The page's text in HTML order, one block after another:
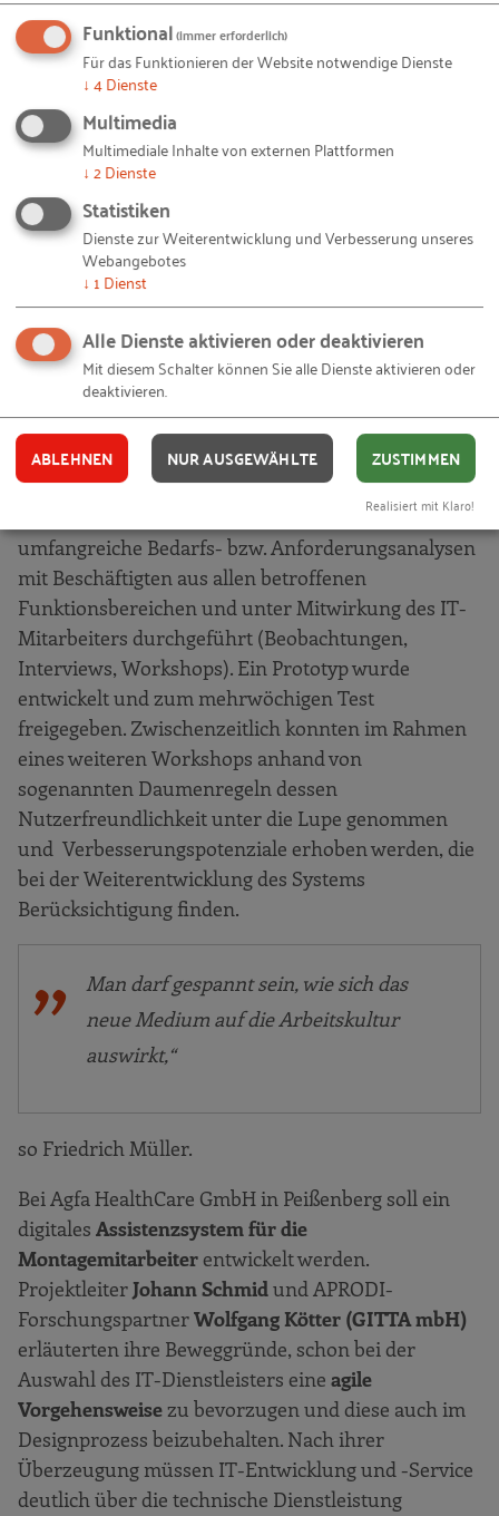
werden, z.B. welchen Stellenwert die face-to-face-
Kommunikation haben soll.
Friedrich Müller, Operations Manager der DuBay
Polymer GmbHberichtete, dass die ausgeprägt
beteiligungsorientierte Arbeitskultur des
Unternehmens (High Performance Works Culture)
durch eine digitale Lösung unterstützt werden soll.
Mit ein Auslöser für diese Entscheidung sei eine
zunächst diffus wahrzunehmende Unzufriedenheit
in der Belegschaft gewesen, die unter anderem auf
unzureichende bzw. „altmodische“
Kommunikationsmöglichkeiten im Schichtbetrieb
zurückgeführt wurde. Die Entwicklung einer
zeitgemäßerenKommunikationsplattformauf MS-
SharePoint-Basis erschien sinnvoll. In den
vergangenen Monaten wurden mit fachlicher
umfangreiche Bedarfs- bzw. Anforderungsanalysen
mit Beschäftigten aus allen betroffenen
Funktionsbereichen und unter Mitwirkung des IT-
Mitarbeiters durchgeführt (Beobachtungen,
Interviews, Workshops). Ein Prototyp wurde
entwickelt und zum mehrwöchigen Test
freigegeben. Zwischenzeitlich konnten im Rahmen
eines weiteren Workshops anhand von
sogenannten Daumenregeln dessen
Nutzerfreundlichkeit unter die Lupe genommen
und Verbesserungspotenziale erhoben werden, die
bei der Weiterentwicklung des Systems
Berücksichtigung finden.
Man darf gespannt sein, wie sich das
neue Medium auf die Arbeitskultur
auswirkt,“
so Friedrich Müller.
Bei Agfa HealthCare GmbH in Peißenberg soll ein
digitales Assistenzsystem für die
Montagemitarbeiter entwickelt werden.
Projektleiter Johann Schmidund APRODI-
ForschungspartnerWolfgang Kötter (GITTA mbH)
erläuterten ihre Beweggründe, schon bei der
Auswahl des IT-Dienstleisters eine agile
Vorgehensweisezu bevorzugen und diese auch im
Designprozess beizubehalten. Nach ihrer
Überzeugung müssen IT-Entwicklung und -Service
deutlich über die technische Dienstleistung
Funktional(immer erforderlich)
Für das Funktionieren der Website notwendige Dienste
↓ 4Dienste
Multimedia
Multimediale Inhalte von externen Plattformen
↓ 2Dienste
Statistiken
Dienste zur Weiterentwicklung und Verbesserung unseres
Webangebotes
↓ 1 Dienst
Alle Dienste aktivieren oder deaktivieren
Mit diesem Schalter können Sie alle Dienste aktivieren oder
deaktivieren.
ABLEHNEN NUR AUSGEWÄHLTE ZUSTIMMEN
Realisiert mit Klaro!